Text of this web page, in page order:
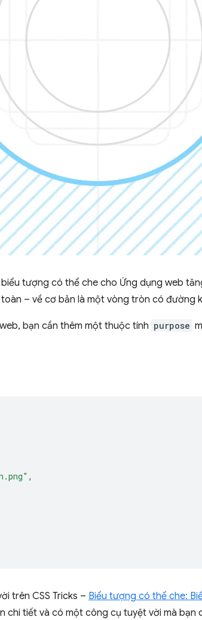
tượng có thể che cho Ứng dụng web
– về cơ bản là một vòng tròn có đường
bạn cần thêm một thuộc tính purpose
,
trên CSS Tricks – Biểu tượng có thể che:
chi tiết và có một công cụ tuyệt vời mà bạn